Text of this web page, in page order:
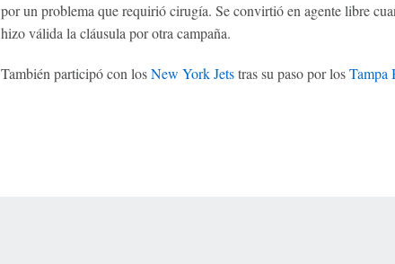
por un problema que requirió cirugía. Se convirtió en agente libre
hizo válida la cláusula por otra campaña.
También participó con losNew York Jetstras su paso por losTampa